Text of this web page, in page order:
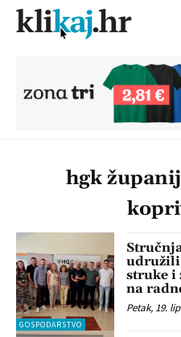
hgk
GOSPODARSTVO
udružili
struke i
na
Petak, 19.